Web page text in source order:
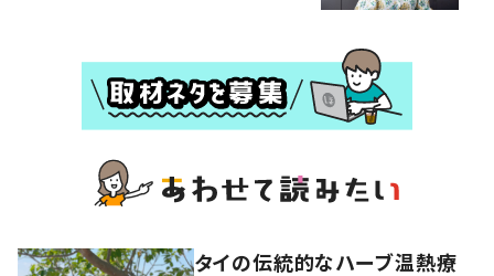
タイの伝統的なハーブ温熱療